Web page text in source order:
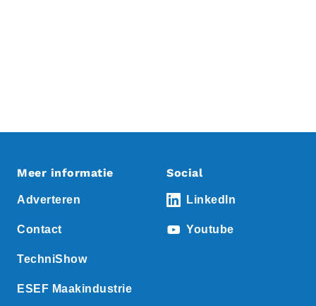
Meer informatie
Adverteren
Contact
TechniShow
ESEF Maakindustrie
Social
LinkedIn
Youtube